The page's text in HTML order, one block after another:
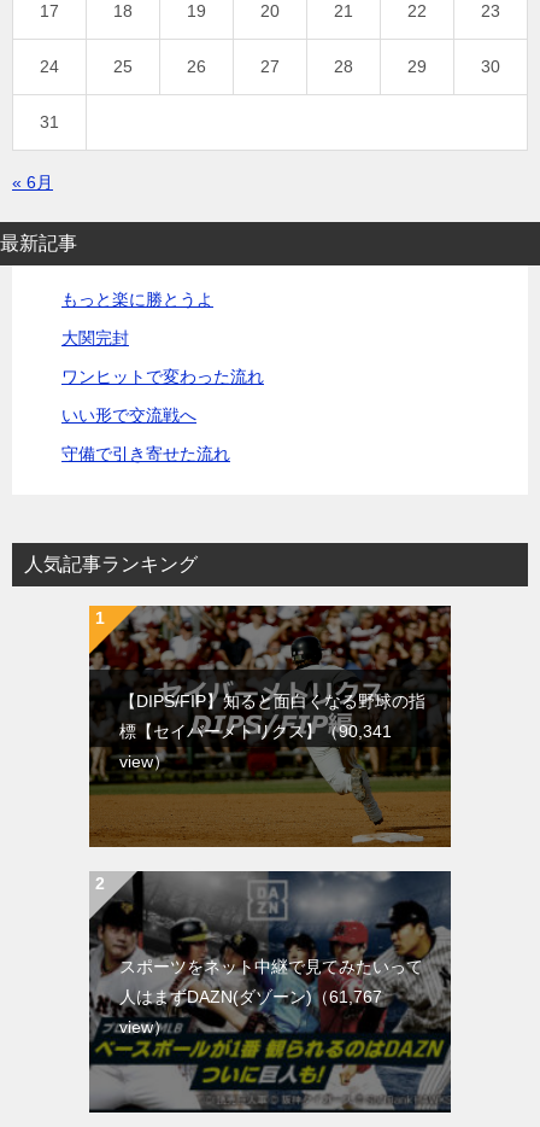
17 18 19 20 21 22 23
24 25 26 27 28 29 30
31
« 6月
最新記事
もっと楽に勝とうよ
大関完封
ワンヒットで変わった流れ
いい形で交流戦へ
守備で引き寄せた流れ
人気記事ランキング
【DIPS/FIP】知ると面白くなる野球の指
標【セイバーメトリクス】（90,341
view）
スポーツをネット中継で見てみたいって
人はまずDAZN(ダゾーン)（61,767
view）